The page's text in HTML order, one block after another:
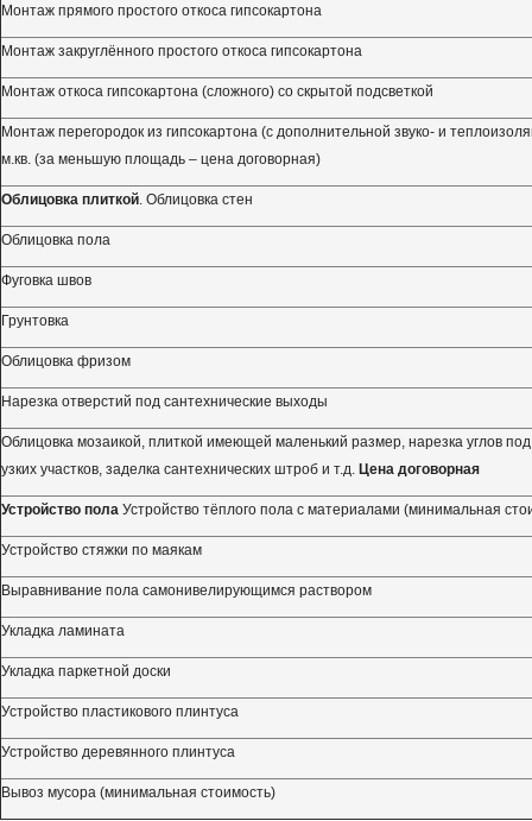
Монтаж прямого простого откоса гипсокартона
Монтаж закруглённого простого откоса гипсокартона
Монтаж откоса гипсокартона (сложного) со скрытой подсветкой
Монтаж перегородок из гипсокартона (с дополнительной звуко- и
м.кв. (за меньшую площадь – цена договорная)
Облицовка плиткой . Облицовка стен
Облицовка пола
Фуговка швов
Грунтовка
Облицовка фризом
Нарезка отверстий под сантехнические выходы
Облицовка мозаикой, плиткой имеющей маленький размер, нарезка углов под
узких участков, заделка сантехнических штроб и т.д. Цена договорная
Устройство пола Устройство тёплого пола с материалами (минимальная
Устройство стяжки по маякам
Выравнивание пола самонивелирующимся раствором
Укладка ламината
Укладка паркетной доски
Устройство пластикового плинтуса
Устройство деревянного плинтуса
Вывоз мусора (минимальная стоимость)